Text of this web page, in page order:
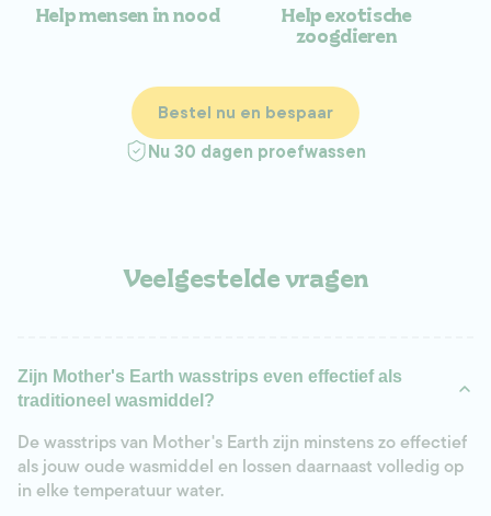
Help mensen in nood Help exotische
zoogdieren
Bestel nu en bespaar
Nu 30 dagen proefwassen
Veelgestelde vragen
Zijn Mother's Earth wasstrips even effectief als
traditioneel wasmiddel?
De wasstrips van Mother's Earth zijn minstens zo effectief
als jouw oude wasmiddel en lossen daarnaast volledig op
in elke temperatuur water.